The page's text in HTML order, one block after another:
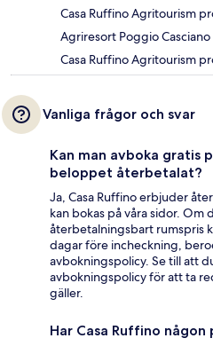
Casa Ruffino Agritourism
Agriresort Poggio
Casa Ruffino Agritourism
Vanliga frågor och svar
Kan man avboka gratis
beloppet återbetalat?
Ja, Casa Ruffino erbjuder
kan bokas på våra sidor.
återbetalningsbart rumspris
dagar före incheckning,
avbokningspolicy. Se till att
avbokningspolicy för att ta
gäller.
Har Casa Ruffino någon